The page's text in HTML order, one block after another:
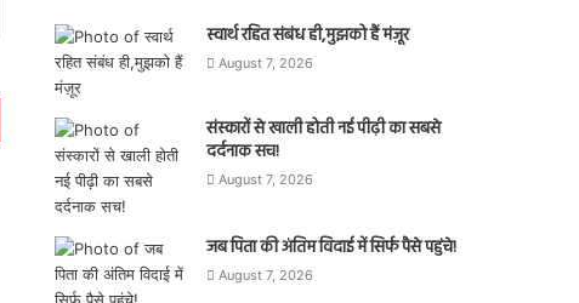
स्वार्थ रहित संबंध ही,मुझको हैं मंज़ूर
August 7, 2026
संस्कारों से खाली होती नई पीढ़ी का सबसे
दर्दनाक सच!
August 7, 2026
जब पिता की अंतिम विदाई में सिर्फ पैसे पहुंचे!
August 7, 2026